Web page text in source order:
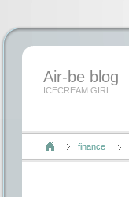
Air-be blog
ICECREAM GIRL
finance